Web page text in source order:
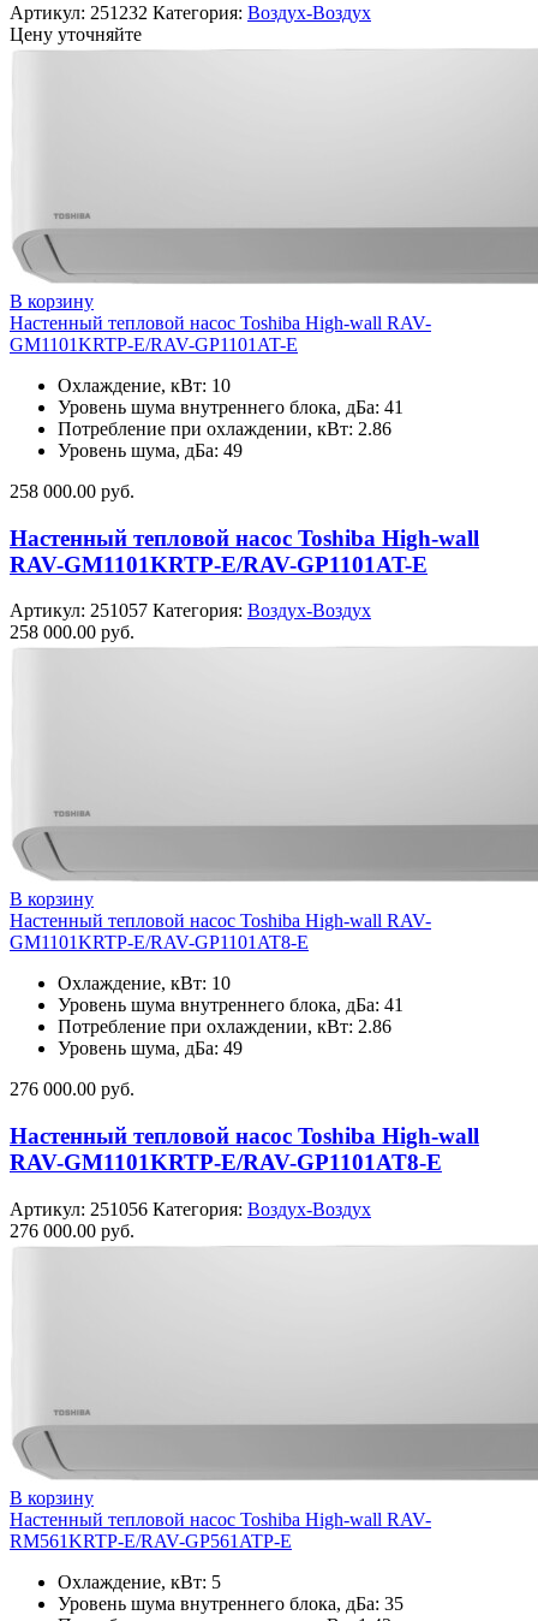
Артикул: 251232 Категория: Воздух-Воздух
Цену уточняйте
В корзину
Настенный тепловой насос Toshiba High-wall RAV-
GM1101KRTP-E/RAV-GP1101AT-E
Охлаждение, кВт: 10
Уровень шума внутреннего блока, дБа: 41
Потребление при охлаждении, кВт: 2.86
Уровень шума, дБа: 49
258 000.00 руб.
Настенный тепловой насос Toshiba High-wall
RAV-GM1101KRTP-E/RAV-GP1101AT-E
Артикул: 251057 Категория: Воздух-Воздух
258 000.00 руб.
В корзину
Настенный тепловой насос Toshiba High-wall RAV-
GM1101KRTP-E/RAV-GP1101AT8-E
Охлаждение, кВт: 10
Уровень шума внутреннего блока, дБа: 41
Потребление при охлаждении, кВт: 2.86
Уровень шума, дБа: 49
276 000.00 руб.
Настенный тепловой насос Toshiba High-wall
RAV-GM1101KRTP-E/RAV-GP1101AT8-E
Артикул: 251056 Категория: Воздух-Воздух
276 000.00 руб.
В корзину
Настенный тепловой насос Toshiba High-wall RAV-
RM561KRTP-E/RAV-GP561ATP-E
Охлаждение, кВт: 5
Уровень шума внутреннего блока, дБа: 35